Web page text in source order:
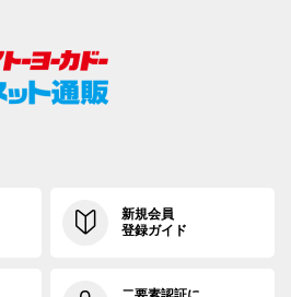
新規会員
登録ガイド